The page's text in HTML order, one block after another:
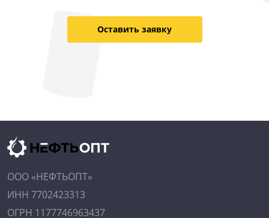
Оставить заявку
ООО «НЕФТЬОПТ»
ИНН 7702423313
ОГРН 1177746963437